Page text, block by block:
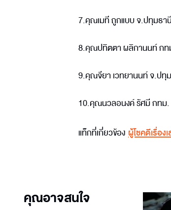
7.คุณเมที ถูกแบบ จ.ปทุมธา
8.คุณปทิตตา ผลิกานนท์ กท
9.คุณจียา เวทยานนท์ จ.ปทุ
10.คุณนวลอนงค์ รัศมี กทม.
แท็กที่เกี่ยวข้อง ผู้โชคดีเรื่อง
คุณอาจสนใจ